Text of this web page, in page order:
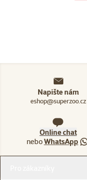
Napište nám
eshop@superzoo.cz
Online chat
neboWhatsApp